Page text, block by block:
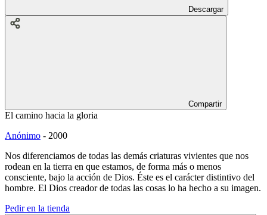
Descargar
Compartir
El camino hacia la gloria
Anónimo - 2000
Nos diferenciamos de todas las demás criaturas vivientes que nos
rodean en la tierra en que estamos, de forma más o menos
consciente, bajo la acción de Dios. Éste es el carácter distintivo del
hombre. El Dios creador de todas las cosas lo ha hecho a su imagen.
Pedir en la tienda